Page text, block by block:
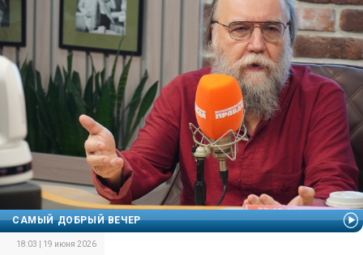
САМЫЙ ДОБРЫЙ ВЕЧЕР
18:03 | 19 июня 2026